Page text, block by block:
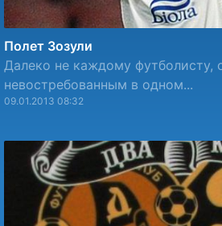
Полет Зозули
Далеко не каждому футболисту,
невостребованным в одном...
09.01.2013 08:32